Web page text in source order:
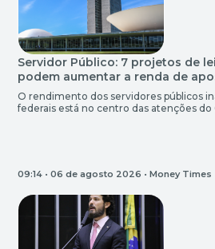
Servidor Público: 7 projetos de
podem aumentar a renda de
O rendimento dos servidores públicos
federais está no centro das atenções do
provocadas pelo fim de benefícios na […]
09:14 • 06 de agosto 2026 • Money Times